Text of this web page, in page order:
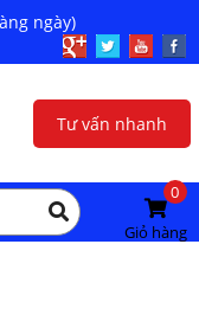
ngày)
Tư vấn nhanh
0
Giỏ hàng